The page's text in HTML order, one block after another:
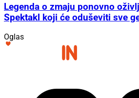
Legenda o zmaju ponovno
Spektakl koji će oduševiti sve
Oglas